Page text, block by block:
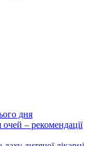
дня
очей – рекомендації